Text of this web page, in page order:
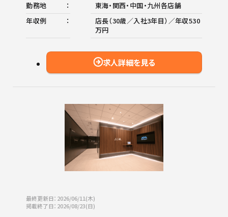
勤務地
東海・関西・中国・九州各店舗
年収例
店長（30歳／入社3年目）／年収530
万円
求人詳細を見る
最終更新日：2026/06/11(木)
掲載終了日：2026/08/23(日)